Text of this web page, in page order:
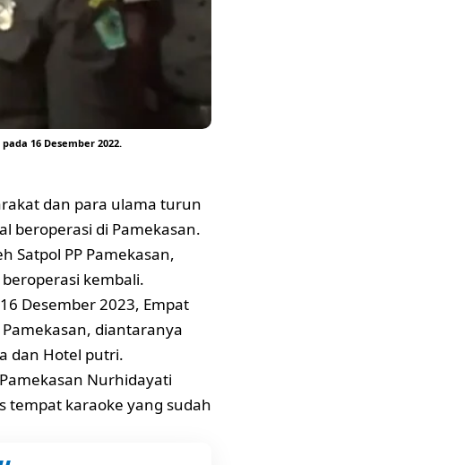
16 Desember 2022.
dan para ulama turun
beroperasi di Pamekasan.
Satpol PP Pamekasan,
kembali.
Desember 2023, Empat
diantaranya
dan Hotel putri.
Nurhidayati
tempat karaoke yang sudah